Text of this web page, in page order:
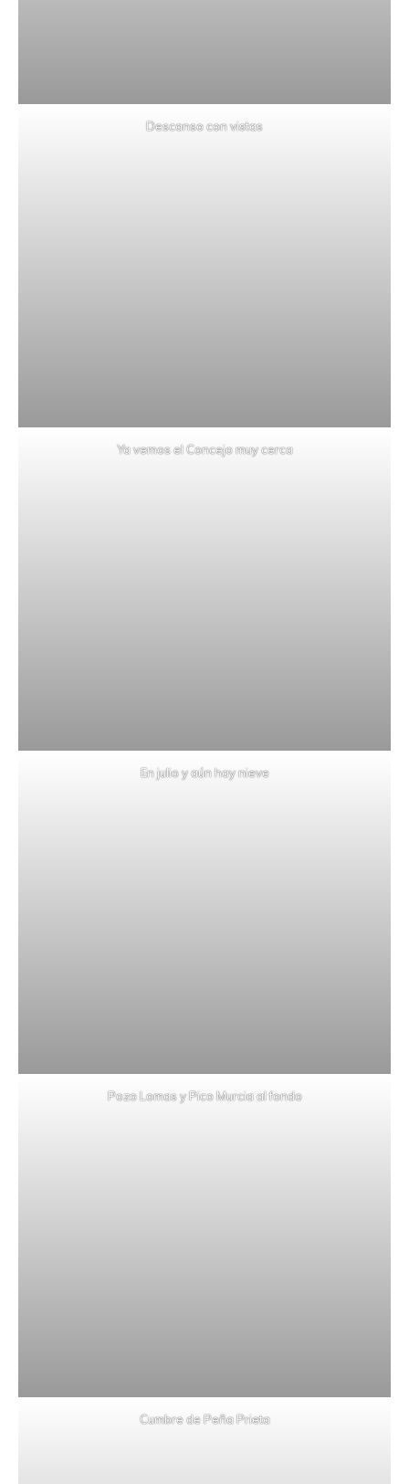
Descanso con vistas
Ya vemos el Concejo muy cerca
En julio y aún hay nieve
Pozo Lomas y Pico Murcia al fondo
Cumbre de Peña Prieta